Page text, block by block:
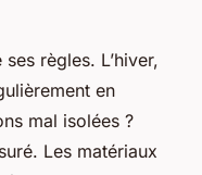
règles. L’hiver,
en
mal isolées ?
Les matériaux